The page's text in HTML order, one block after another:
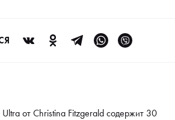
Ultra от Сhristina Fitzgerald содержит 30